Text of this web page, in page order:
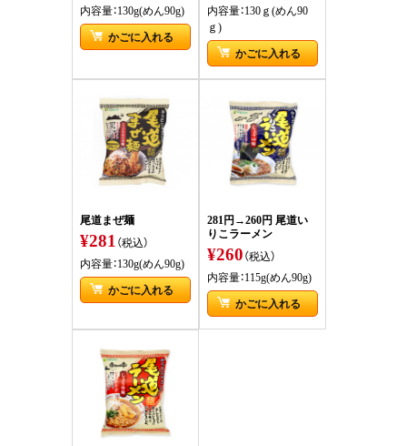
内容量：130g(めん90g)
かごに入れる
内容量：130ｇ(めん90
ｇ)
かごに入れる
尾道まぜ麺
¥281（税込）
内容量：130g(めん90g)
かごに入れる
281円→260円 尾道い
りこラーメン
¥260（税込）
内容量：115g(めん90g)
かごに入れる